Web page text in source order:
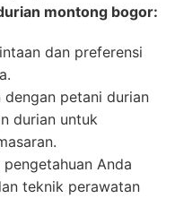
montong bogor:
dan preferensi
dengan petani durian
durian untuk
Anda
teknik perawatan